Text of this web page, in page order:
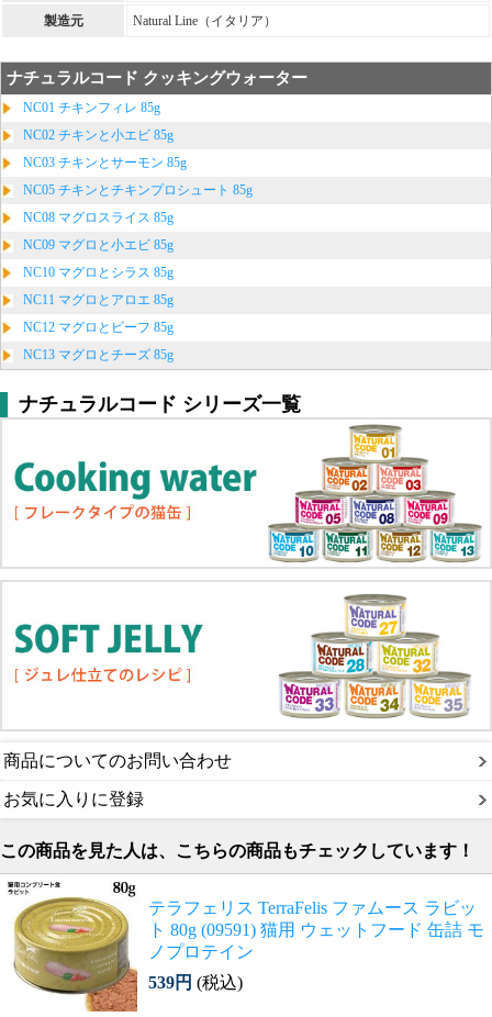
製造元 Natural Line（イタリア）
ナチュラルコード クッキングウォーター
NC01 チキンフィレ 85g
NC02 チキンと小エビ 85g
NC03 チキンとサーモン 85g
NC05 チキンとチキンプロシュート 85g
NC08 マグロスライス 85g
NC09 マグロと小エビ 85g
NC10 マグロとシラス 85g
NC11 マグロとアロエ 85g
NC12 マグロとビーフ 85g
NC13 マグロとチーズ 85g
ナチュラルコード シリーズ一覧
商品についてのお問い合わせ
お気に入りに登録
この商品を見た人は、こちらの商品もチェックしています！
テラフェリス TerraFelis ファムース ラビッ
ト 80g (09591) 猫用 ウェットフード 缶詰 モ
ノプロテイン
539円 (税込)